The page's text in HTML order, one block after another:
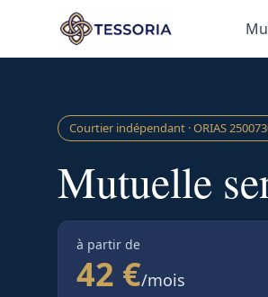
Aller au contenu principal
Courtier indépendant · ORIAS
Mutuelle
à partir de
42 €/mois